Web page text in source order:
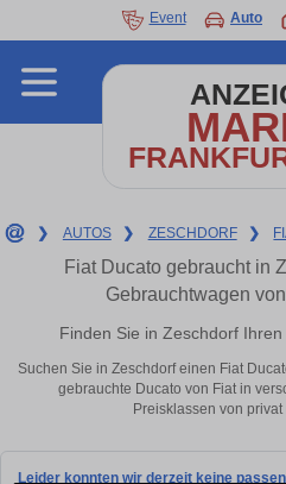
Event Auto
❯ AUTOS ❯ ZESCHDORF ❯
Fiat Ducato gebraucht in
Gebrauchtwagen
Finden Sie in Zeschdorf
Suchen Sie in Zeschdorf einen Fiat
gebrauchte Ducato von Fiat in
Preisklassen von
Leider konnten wir derzeit keine